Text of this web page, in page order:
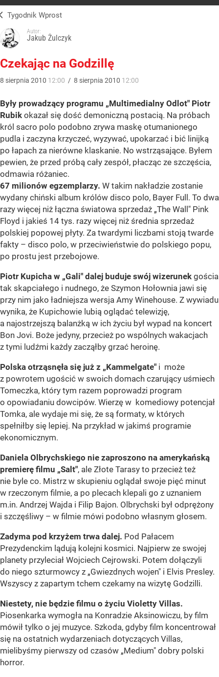
Tygodnik Wprost
Autor:
Jakub Żulczyk
Czekając na Godzillę
8 sierpnia 2010 12:00 / 8 sierpnia 2010 12:00
Były prowadzący programu „Multimedialny Odlot" Piotr
Rubik okazał się dość demoniczną postacią. Na próbach
król sacro polo podobno zrywa maskę otumanionego
pudla i zaczyna krzyczeć, wyzywać, upokarzać i bić linijką
po łapach za nierówne klaskanie. No wstrząsające. Byłem
pewien, że przed próbą cały zespół, płacząc ze szczęścia,
odmawia różaniec.
67 milionów egzemplarzy. W takim nakładzie zostanie
wydany chiński album królów disco polo, Bayer Full. To dwa
razy więcej niż łączna światowa sprzedaż „The Wall" Pink
Floyd i jakieś 14 tys. razy więcej niż średnia sprzedaż
polskiej popowej płyty. Za twardymi liczbami stoją twarde
fakty – disco polo, w przeciwieństwie do polskiego popu,
po prostu jest przebojowe.
Piotr Kupicha w „Gali" dalej buduje swój wizerunek gościa
tak skapciałego i nudnego, że Szymon Hołownia jawi się
przy nim jako ładniejsza wersja Amy Winehouse. Z wywiadu
wynika, że Kupichowie lubią oglądać telewizję,
a najostrzejszą balanżką w ich życiu był wypad na koncert
Bon Jovi. Boże jedyny, przecież po wspólnych wakacjach
z tymi ludźmi każdy zacząłby grzać heroinę.
Polska otrząsnęła się już z „Kammelgate" i może
z powrotem ugościć w swoich domach czarujący uśmiech
Tomeczka, który tym razem poprowadzi program
o opowiadaniu dowcipów. Wierzę w komediowy potencjał
Tomka, ale wydaje mi się, że są formaty, w których
spełniłby się lepiej. Na przykład w jakimś programie
ekonomicznym.
Daniela Olbrychskiego nie zaproszono na amerykańską
premierę filmu „Salt", ale Złote Tarasy to przecież też
nie byle co. Mistrz w skupieniu oglądał swoje pięć minut
w rzeczonym filmie, a po plecach klepali go z uznaniem
m.in. Andrzej Wajda i Filip Bajon. Olbrychski był odprężony
i szczęśliwy – w filmie mówi podobno własnym głosem.
Zadyma pod krzyżem trwa dalej. Pod Pałacem
Prezydenckim lądują kolejni kosmici. Najpierw ze swojej
planety przyleciał Wojciech Cejrowski. Potem dołączyli
do niego szturmowcy z „Gwiezdnych wojen" i Elvis Presley.
Wszyscy z zapartym tchem czekamy na wizytę Godzilli.
Niestety, nie będzie filmu o życiu Violetty Villas.
Piosenkarka wymogła na Konradzie Aksinowiczu, by film
mówił tylko o jej muzyce. Szkoda, gdyby film koncentrował
się na ostatnich wydarzeniach dotyczących Villas,
mielibyśmy pierwszy od czasów „Medium" dobry polski
horror.